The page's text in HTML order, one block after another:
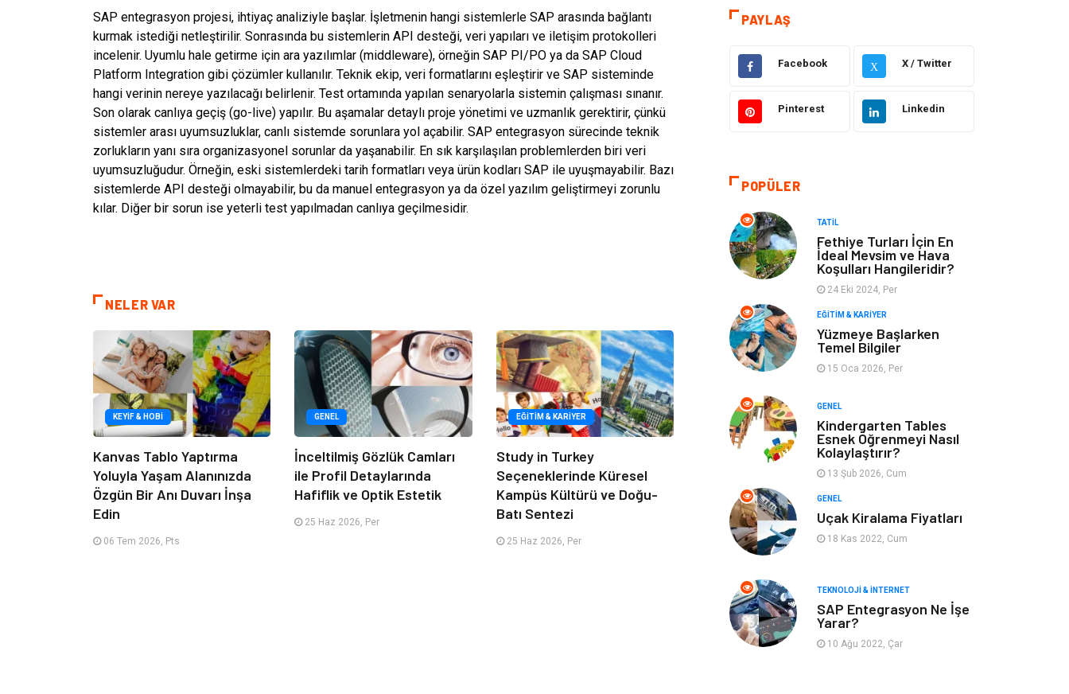
SAP entegrasyon projesi, ihtiyaç analiziyle başlar. İşletmenin hangi sistemlerle SAP arasında bağlantı
kurmak istediği netleştirilir. Sonrasında bu sistemlerin API desteği, veri yapıları ve iletişim protokolleri
incelenir. Uyumlu hale getirme için ara yazılımlar (middleware), örneğin SAP PI/PO ya da SAP Cloud
Platform Integration gibi çözümler kullanılır. Teknik ekip, veri formatlarını eşleştirir ve SAP sisteminde
hangi verinin nereye yazılacağı belirlenir. Test ortamında yapılan senaryolarla sistemin çalışması sınanır.
Son olarak canlıya geçiş (go-live) yapılır. Bu aşamalar detaylı proje yönetimi ve uzmanlık gerektirir, çünkü
sistemler arası uyumsuzluklar, canlı sistemde sorunlara yol açabilir. SAP entegrasyon sürecinde teknik
zorlukların yanı sıra organizasyonel sorunlar da yaşanabilir. En sık karşılaşılan problemlerden biri veri
uyumsuzluğudur. Örneğin, eski sistemlerdeki tarih formatları veya ürün kodları SAP ile uyuşmayabilir. Bazı
sistemlerde API desteği olmayabilir, bu da manuel entegrasyon ya da özel yazılım geliştirmeyi zorunlu
kılar. Diğer bir sorun ise yeterli test yapılmadan canlıya geçilmesidir.
NELER VAR
KEYIF & HOBI
Kanvas Tablo Yaptırma
Yoluyla Yaşam Alanınızda
Özgün Bir Anı Duvarı İnşa
Edin
06 Tem 2026, Pts
GENEL
İnceltilmiş Gözlük Camları
ile Profil Detaylarında
Hafiflik ve Optik Estetik
25 Haz 2026, Per
EĞITIM & KARIYER
Study in Turkey
Seçeneklerinde Küresel
Kampüs Kültürü ve Doğu-
Batı Sentezi
25 Haz 2026, Per
Gündem
Genel Kültür
Metal Evlilik Rehberi
Finans & Ekonomi
Yeme & İçme Anne & Çocuk
Ev İşleri Gayrimenkul
Organizasyon
Astroloji Aksesuar
Mobilya
Bebek Giyim saç dökülmesi
saç bakımı
kozmetiğin püf
noktaları
Spor Malzemeleri
PAYLAŞ
Facebook X X / Twitter
Pinterest Linkedin
POPÜLER
TATIL
Fethiye Turları İçin En
İdeal Mevsim ve Hava
Koşulları Hangileridir?
24 Eki 2024, Per
EĞITIM & KARIYER
Yüzmeye Başlarken
Temel Bilgiler
15 Oca 2026, Per
GENEL
Kindergarten Tables
Esnek Öğrenmeyi Nasıl
Kolaylaştırır?
13 Şub 2026, Cum
GENEL
Uçak Kiralama Fiyatları
18 Kas 2022, Cum
TEKNOLOJI & İNTERNET
SAP Entegrasyon Ne İşe
Yarar?
10 Ağu 2022, Çar